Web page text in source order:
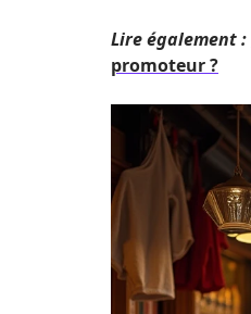
Lire également :
promoteur ?